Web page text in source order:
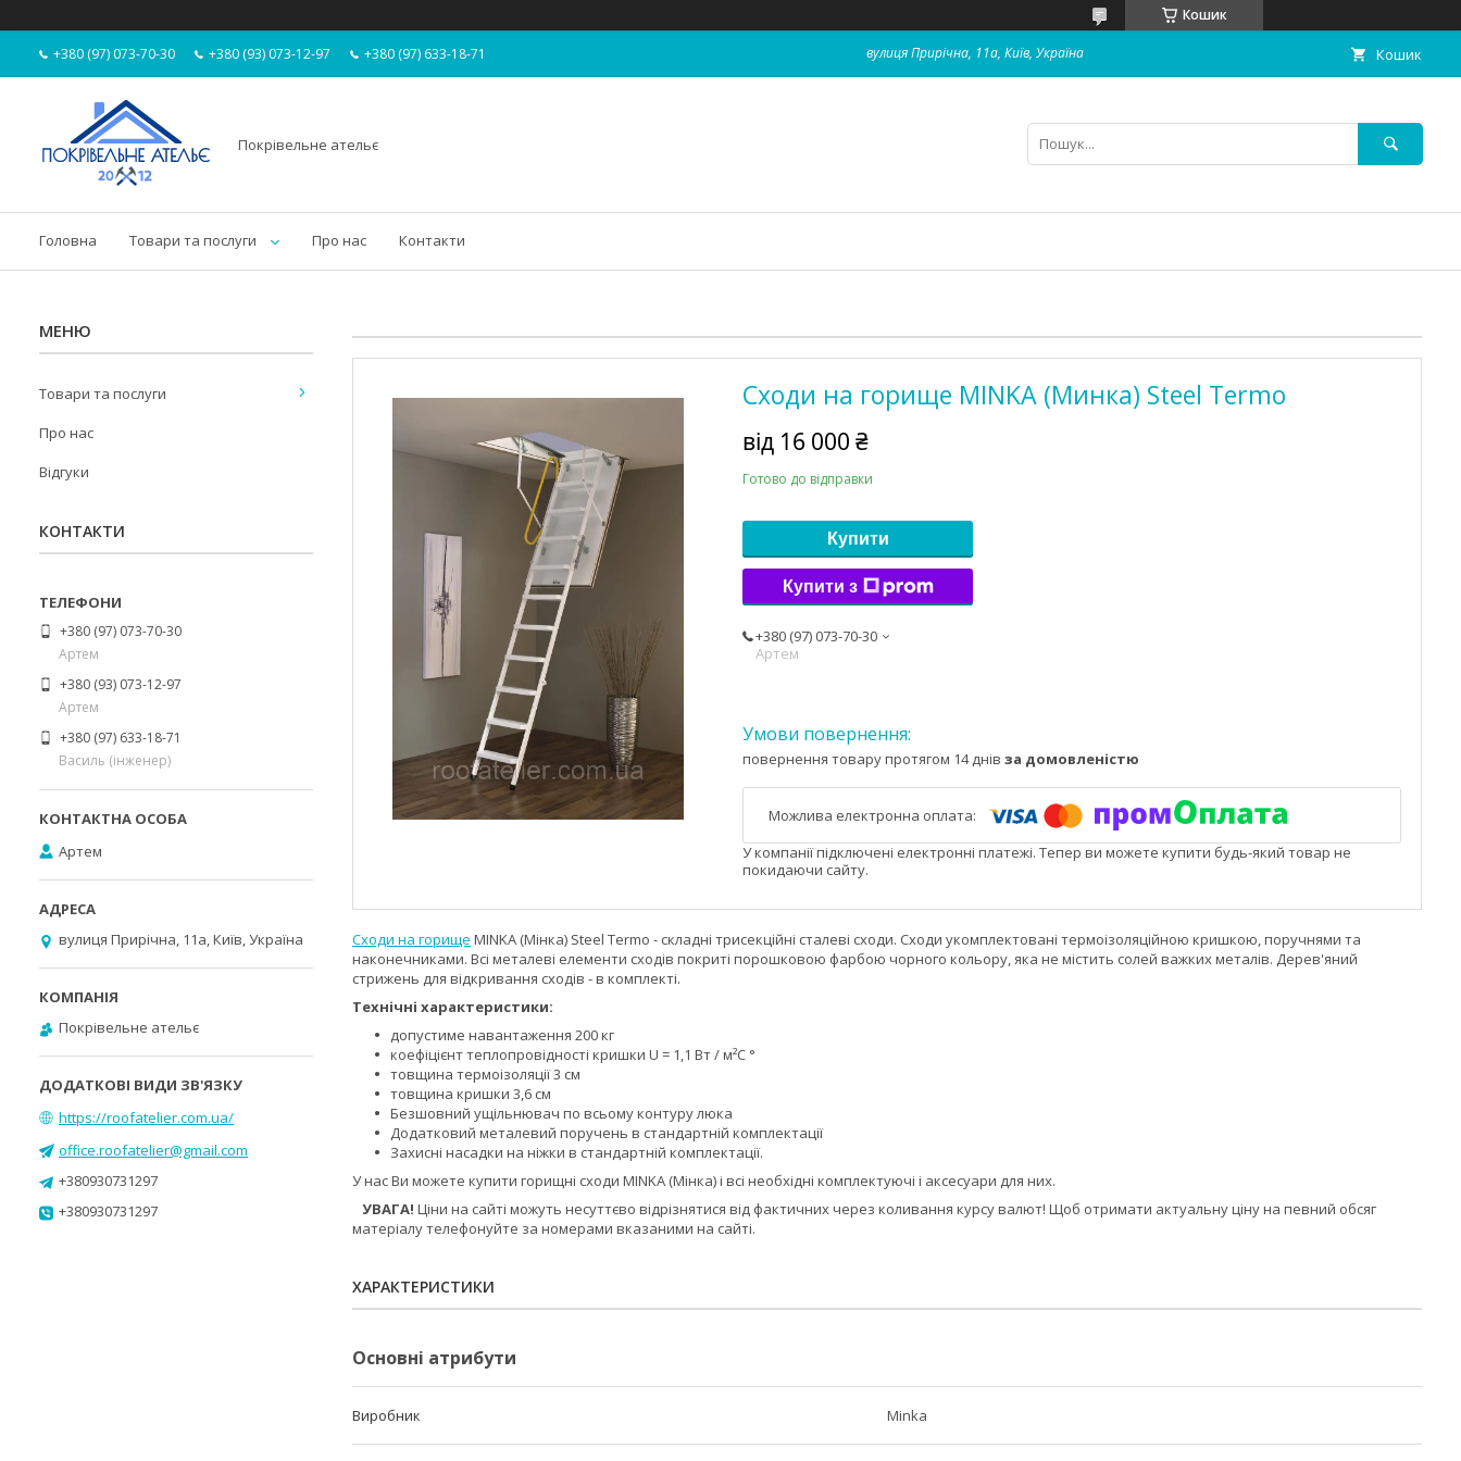
Кошик
+380 (97) 073-70-30 +380 (93) 073-12-97 +380 (97) 633-18-71 вулиця Прирічна, 11а, Київ, Україна Кошик
Покрівельне ательє
Головна Товари та послуги Про нас Контакти
Сходи на горище MINKA (Минка) Steel Termo
від 16 000 ₴
Готово до відправки
Купити
Купити з
+380 (97) 073-70-30
Артем
повернення товару протягом 14 днів за домовленістю
У компанії підключені електронні платежі. Тепер ви можете купити будь-який товар не
покидаючи сайту.
Сходи на горище MINKA (Мінка) Steel Termo - складні трисекційні сталеві сходи. Сходи укомплектовані термоізоляційною кришкою, поручнями та
наконечниками. Всі металеві елементи сходів покриті порошковою фарбою чорного кольору, яка не містить солей важких металів. Дерев'яний
стрижень для відкривання сходів - в комплекті.
Технічні характеристики:
допустиме навантаження 200 кг
коефіцієнт теплопровідності кришки U = 1,1 Вт / м²С °
товщина термоізоляції 3 см
товщина кришки 3,6 см
Безшовний ущільнювач по всьому контуру люка
Додатковий металевий поручень в стандартній комплектації
Захисні насадки на ніжки в стандартній комплектації.
У нас Ви можете купити горищні сходи MINKA (Мінка) і всі необхідні комплектуючі і аксесуари для них.
УВАГА! Ціни на сайті можуть несуттєво відрізнятися від фактичних через коливання курсу валют! Щоб отримати актуальну ціну на певний обсяг
матеріалу телефонуйте за номерами вказаними на сайті.
ХАРАКТЕРИСТИКИ
Основні атрибути
Виробник Minka
Товари та послуги
Про нас
Відгуки
КОНТАКТИ
+380 (97) 073-70-30
Артем
+380 (93) 073-12-97
Артем
+380 (97) 633-18-71
Василь (інженер)
Артем
вулиця Прирічна, 11а, Київ, Україна
Покрівельне ательє
https://roofatelier.com.ua/
office.roofatelier@gmail.com
+380930731297
+380930731297